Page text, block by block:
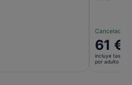
Cancelación
El
precio
es
61 €
incluye tasas e
por adulto